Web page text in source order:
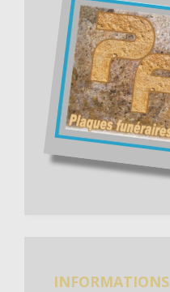
INFORMATIONS